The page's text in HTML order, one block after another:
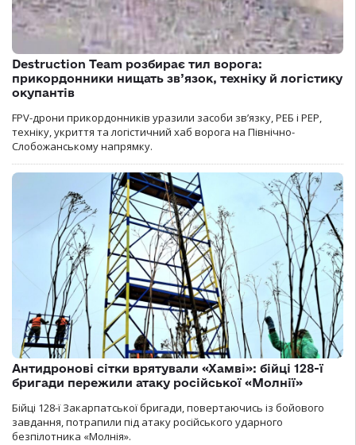
Destruction Team розбирає тил ворога:
прикордонники нищать зв’язок, техніку й логістику
окупантів
FPV-дрони прикордонників уразили засоби зв’язку, РЕБ і РЕР,
техніку, укриття та логістичний хаб ворога на Північно-
Слобожанському напрямку.
Антидронові сітки врятували «Хамві»: бійці 128-ї
бригади пережили атаку російської «Молнії»
Бійці 128-ї Закарпатської бригади, повертаючись із бойового
завдання, потрапили під атаку російського ударного
безпілотника «Молнія».